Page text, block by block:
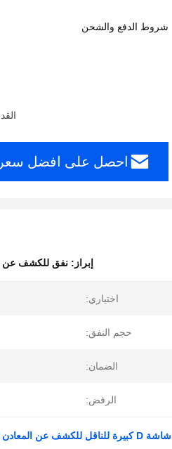
شروط الدفع والشحن
احصل على افضل سعر
إبراز: نفق للكشف عن
اختياري:
حجم النفق:
الضمان:
الرفض:
شاشة D كبيرة للناقل للكشف عن المعادن لصناعة المواد الغذائية - انفجار الهواء